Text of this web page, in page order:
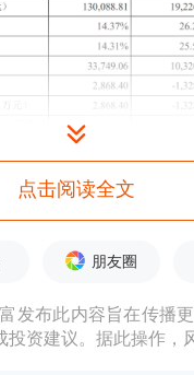
深处招股书
募集资金
点击阅读全文
朋友圈
发布此内容旨在传播
资建议。据此操作，